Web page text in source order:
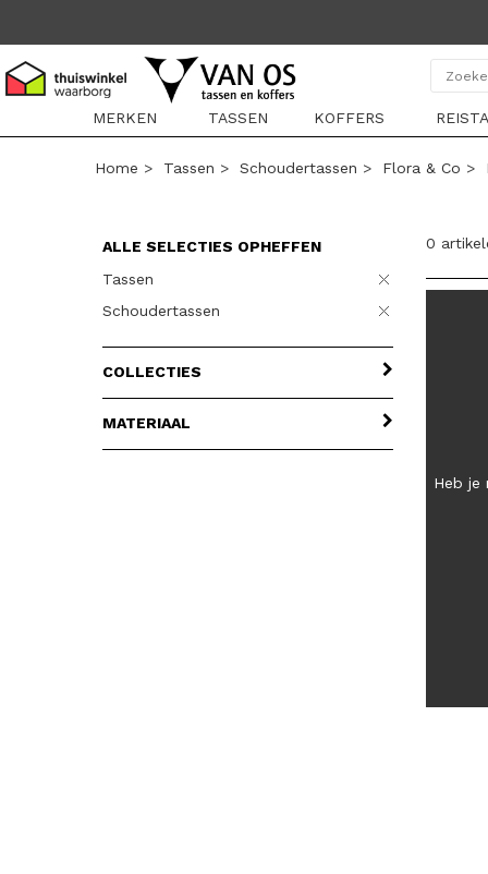
MERKEN
TASSEN KOFFERS
Home > Tassen > Schoudertassen > Flora & Co >
ALLE SELECTIES OPHEFFEN
Tassen
Schoudertassen
COLLECTIES
MATERIAAL
0
Heb je